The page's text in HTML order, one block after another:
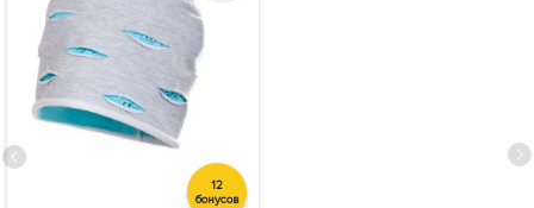
12
бонусов